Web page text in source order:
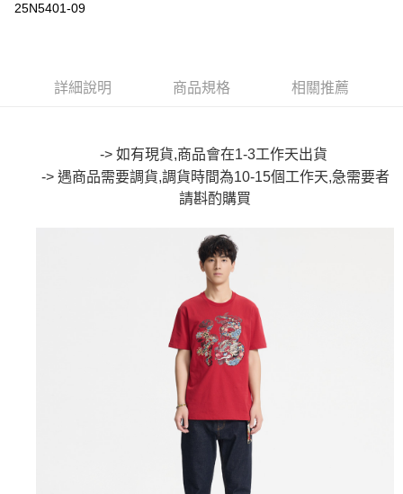
大哥付你分期
1.本服務由台灣大哥大提供，台灣大哥大用戶可立即使用無須另外申請。
2.付款方式選擇「大哥付你分期」，訂單成立後會自動跳轉到大哥付的交易
流程，驗證手機門號後，選擇欲分期的期數、繳款截止日，確認付款後即完
消。如遇「轉專審核」未通過狀況，表示未達大哥付你分期系統評分，恕無
1.分期款項不併入電信帳單，「大哥付你分期」於每月結算日後寄送繳費提
2.透過簡訊連結打開帳單後，可選擇「超商條碼／台灣大直營門市／銀行轉
帳／街口支付／iPASS MONEY」等通路繳費。
1.本服務係由「台灣大哥大股份有限公司」（以下簡稱本公司）所提供，讓
用戶於交易時，得透過本服務購買商品或服務，並由商店將買賣／分期付款
買賣價金債權讓與本公司後，依約使用本公司帳單繳交帳款。
2.基於同意付款使用「大哥付你分期」之契約關係目的，商店將以您的個人
資料（包含姓名、電話或地址）提供予台灣大哥大進項蒐集、處理及利用，
由本公司與您本人進行分期帳單所需資料之確認、核對及更正。
3.完整用戶服務條款，請詳閱以下連結：
https://oppay.tw/userRule
相關說明
【關於「AFTEE先享後付」】
AFTEE先享後付是「在收到商品之後才付款」的支付方式。 讓您購物簡單
１．簡單：不需註冊會員、不需綁卡、不需儲值。
２．便利：只要手機號碼，簡訊認證，即可結帳。
３．安心：先確認商品／服務後，再付款。
【「AFTEE先享後付」結帳流程】
１．於結帳方式選擇「AFTEE先享後付」後，將跳轉至「AFTEE先享後付」
結帳頁面，進行簡訊認證並確認金額後，即可完成結帳。
２．訂單成立數日內，您將收到繳費通知簡訊。
３．收到繳費通知簡訊後14天內，點擊此簡訊中的連結，可透過四大超商／
ATM／網路銀行／等多元方式進行付款，方視為交易完成。
※ 請注意：結帳手續完成當下不需立刻繳費，但若您需要取消訂單，請聯絡
購買商品的店家。未經商家同意取消之訂單仍視為有效，需透過AFTEE先享
※ 交易是否成功請以「AFTEE先享後付 」之結帳頁面顯示為準，若有關於
是否繳費成功／繳費後需取消欲退款等相關疑問，請聯繫「AFTEE先享後付
https://netprotections.freshdesk.com/support/home
每筆NT$80，滿NT$888(含以上)免運費
每筆NT$80，滿NT$888(含以上)免運費
每筆NT$60，滿NT$3,000(含以上)免運費
每筆NT$60，滿NT$3,000(含以上)免運費
25N5401-09
詳細說明 商品規格 相關推薦
-> 如有現貨,商品會在1-3工作天出貨
-> 遇商品需要調貨,調貨時間為10-15個工作天,急需要者
請斟酌購買